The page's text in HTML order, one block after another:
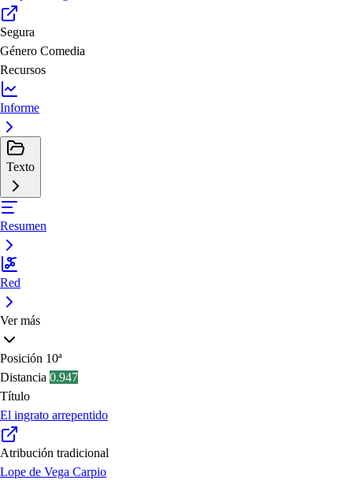
Segura
Género Comedia
Recursos
Informe
Texto
Resumen
Red
Ver más
Posición 10ª
Distancia 0.947
Título
El ingrato arrepentido
Atribución tradicional
Lope de Vega Carpio